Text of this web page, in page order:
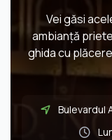
Vei găsi
ambianță
ghida cu
Bulevardul